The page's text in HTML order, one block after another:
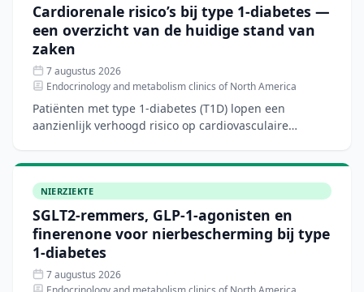
Cardiorenale risico’s bij type 1-diabetes —
een overzicht van de huidige stand van
zaken
7 augustus 2026
Endocrinology and metabolism clinics of North America
Patiënten met type 1-diabetes (T1D) lopen een
aanzienlijk verhoogd risico op cardiovasculaire
NIERZIEKTE
SGLT2-remmers, GLP-1-agonisten en
finerenone voor nierbescherming bij type
1-diabetes
7 augustus 2026